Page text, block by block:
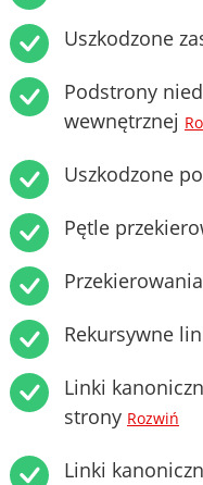
Uszkodzone
Podstrony
wewnętrznej
Uszkodzone
Pętle
Rekursywne
Linki
strony Rozwiń
Linki